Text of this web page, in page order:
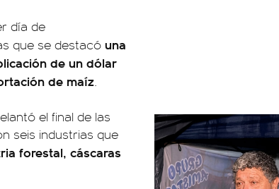
día de
que se destacó una
de un dólar
de maíz.
el final de las
seis industrias que
forestal, cáscaras